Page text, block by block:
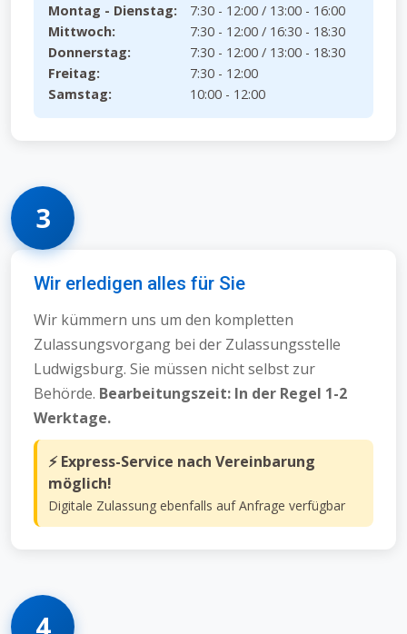
Montag - Dienstag:
7:30 - 12:00 / 13:00 - 16:00
Mittwoch:
7:30 - 12:00 / 16:30 - 18:30
Donnerstag:
7:30 - 12:00 / 13:00 - 18:30
Freitag:
7:30 - 12:00
Samstag:
10:00 - 12:00
3
Wir erledigen alles für Sie
Wir kümmern uns um den kompletten
Zulassungsvorgang bei der Zulassungsstelle
Ludwigsburg. Sie müssen nicht selbst zur
Behörde. Bearbeitungszeit: In der Regel 1-2
Werktage.
⚡ Express-Service nach Vereinbarung
möglich!
Digitale Zulassung ebenfalls auf Anfrage verfügbar
4